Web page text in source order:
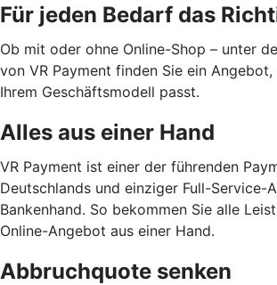
Für jeden Bedarf das
Ob mit oder ohne Online-Shop – unter
von VR Payment finden Sie ein Angebot,
Ihrem Geschäftsmodell passt.
Alles aus einer Hand
VR Payment ist einer der führenden
Deutschlands und einziger Full-Service-
Bankenhand. So bekommen Sie alle
Online-Angebot aus einer Hand.
Abbruchquote senken